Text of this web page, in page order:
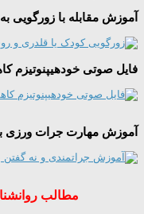
آموزش مقابله با زورگویی
فایل صوتی
آموزش مهارت جرات ورزی
مطالب